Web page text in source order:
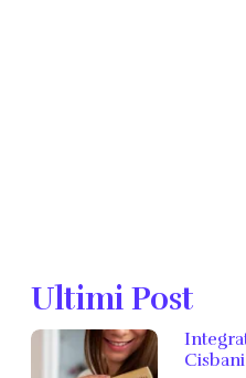
Ultimi Post